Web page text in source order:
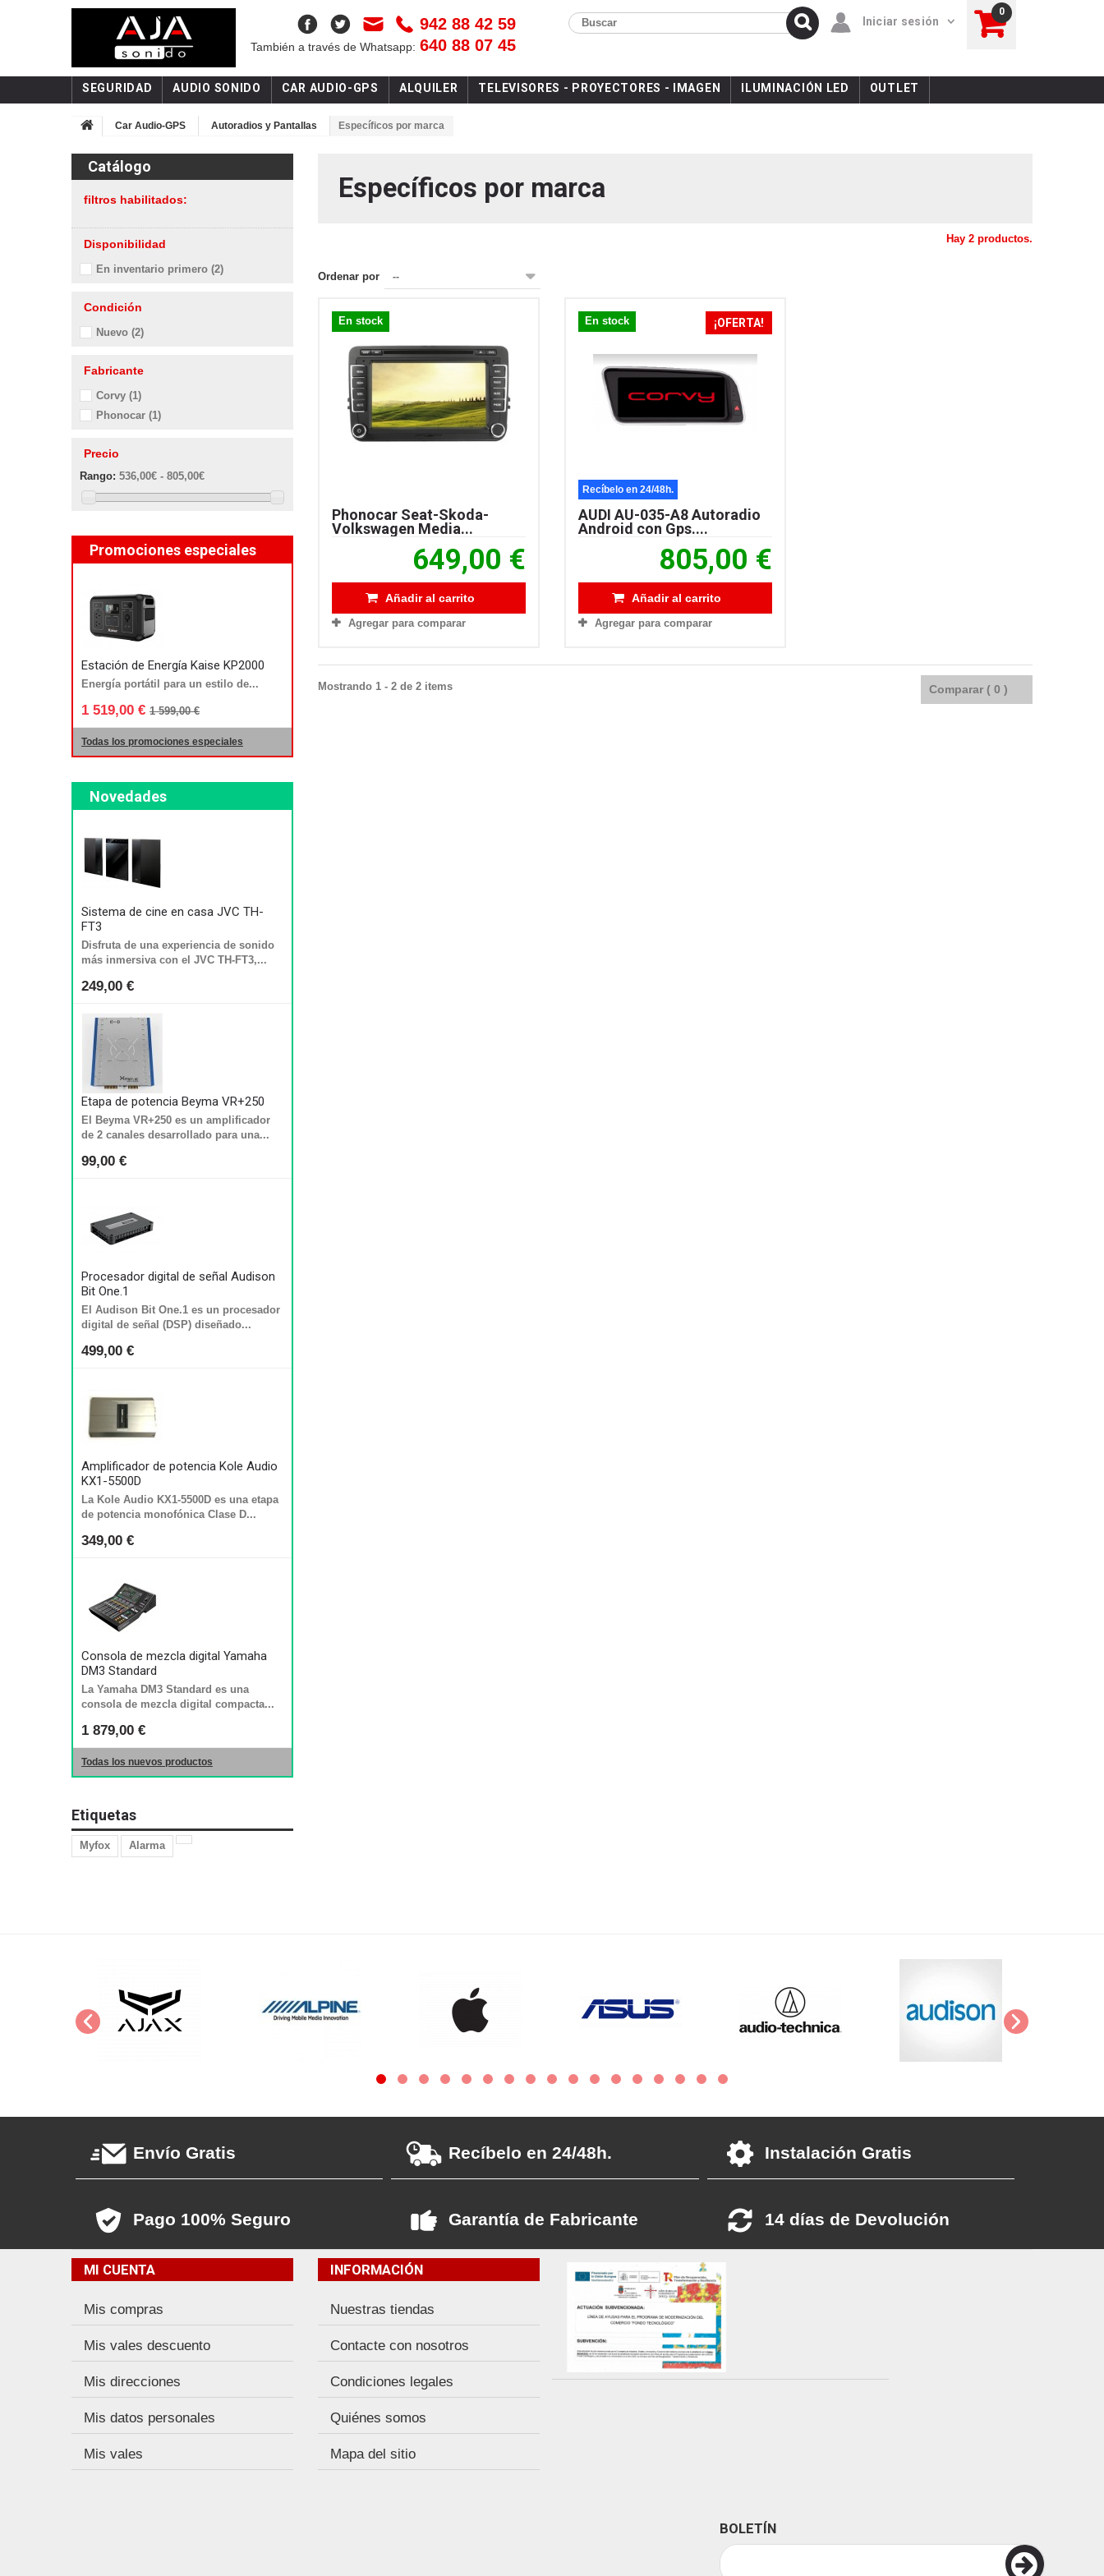
942 88 42 59
También a través de Whatsapp: 640 88 07 45
Buscar Iniciar sesión
0
SEGURIDAD AUDIO SONIDO CAR AUDIO-GPS ALQUILER TELEVISORES - PROYECTORES - IMAGEN ILUMINACIÓN LED OUTLET
Car Audio-GPS Autoradios y Pantallas Específicos por marca
Específicos por marca
Hay 2 productos.
Ordenar por --
En stock
Phonocar Seat-Skoda-
Volkswagen Media...
649,00 €
Añadir al carrito
Agregar para comparar
En stock ¡OFERTA!
Recíbelo en 24/48h.
AUDI AU-035-A8 Autoradio
Android con Gps....
805,00 €
Añadir al carrito
Agregar para comparar
Comparar ( 0 )
Mostrando 1 - 2 de 2 items
Catálogo
filtros habilitados:
Disponibilidad
En inventario primero (2)
Condición
Nuevo (2)
Fabricante
Corvy (1)
Phonocar (1)
Precio
Rango: 536,00€ - 805,00€
Promociones especiales
Estación de Energía Kaise KP2000
Energía portátil para un estilo de...
1 519,00 € 1 599,00 €
Todas los promociones especiales
Novedades
Sistema de cine en casa JVC TH-
FT3
Disfruta de una experiencia de sonido
más inmersiva con el JVC TH-FT3,...
249,00 €
Etapa de potencia Beyma VR+250
El Beyma VR+250 es un amplificador
de 2 canales desarrollado para una...
99,00 €
Procesador digital de señal Audison
Bit One.1
El Audison Bit One.1 es un procesador
digital de señal (DSP) diseñado...
499,00 €
Amplificador de potencia Kole Audio
KX1-5500D
La Kole Audio KX1-5500D es una etapa
de potencia monofónica Clase D...
349,00 €
Consola de mezcla digital Yamaha
DM3 Standard
La Yamaha DM3 Standard es una
consola de mezcla digital compacta...
1 879,00 €
Todas los nuevos productos
Etiquetas
Myfox Alarma
Envío Gratis Recíbelo en 24/48h. Instalación Gratis
Pago 100% Seguro Garantía de Fabricante 14 días de Devolución
MI CUENTA
Mis compras
Mis vales descuento
Mis direcciones
Mis datos personales
Mis vales
INFORMACIÓN
Nuestras tiendas
Contacte con nosotros
Condiciones legales
Quiénes somos
Mapa del sitio
BOLETÍN